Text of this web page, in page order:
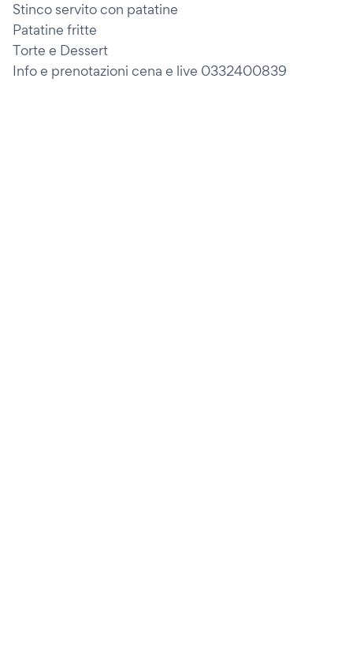
Stinco servito con patatine
Patatine fritte
Torte e Dessert
Info e prenotazioni cena e live 0332400839